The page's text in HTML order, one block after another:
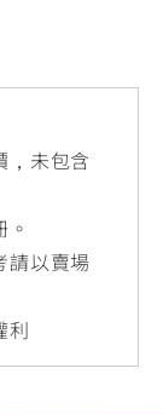
，未包含
請以賣場
利